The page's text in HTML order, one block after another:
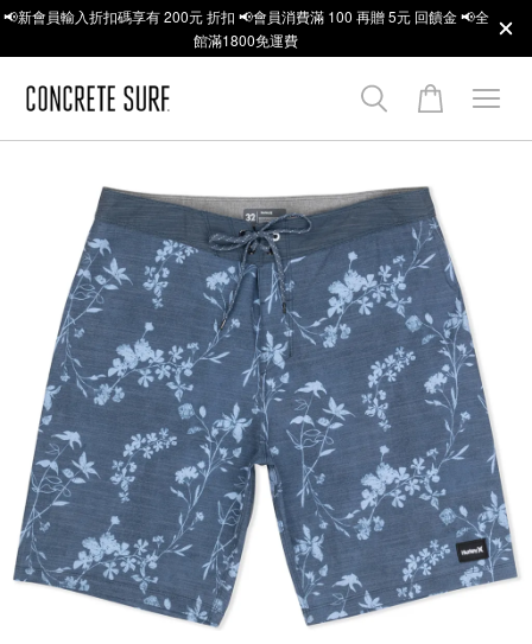
📢新會員輸入折扣碼享有 200元 折扣 📢會員消費滿 100 再贈 5元 回饋金 📢全
館滿1800免運費